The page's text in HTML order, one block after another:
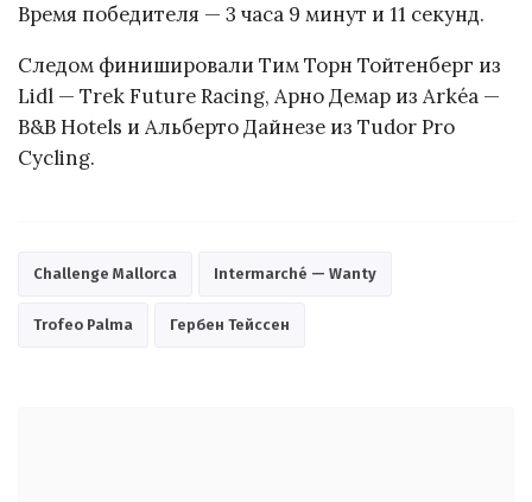
Время победителя — 3 часа 9 минут и 11 секунд.
Следом финишировали Тим Торн Тойтенберг из
Lidl — Trek Future Racing, Арно Демар из Arkéa —
B&B Hotels и Альберто Дайнезе из Tudor Pro
Cycling.
Challenge Mallorca Intermarché — Wanty
Trofeo Palma Гербен Тейссен